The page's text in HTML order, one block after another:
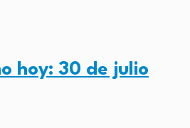
hoy: 30 de julio